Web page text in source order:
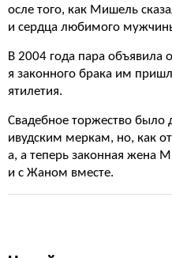
осле того, как Мишель
и сердца любимого
В 2004 года пара
я законного брака им
ятилетия.
Свадебное торжество было
ивудским меркам, но, как
а, а теперь законная жена
и с Жаном вместе.